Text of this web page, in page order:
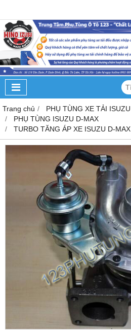
Trang chủ
PHỤ TÙNG XE TẢI ISUZU
PHỤ TÙNG ISUZU D-MAX
TURBO TĂNG ÁP XE ISUZU D-MAX